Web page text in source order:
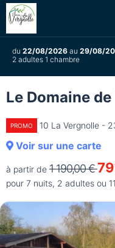
du 22/08/2026 au 29/08/
2 adultes 1 chambre
Le Domaine
PROMO 10 La Vergnolle -
Voir sur une carte
à partir de 1 190,00 €
pour 7 nuits, 2 adultes ou